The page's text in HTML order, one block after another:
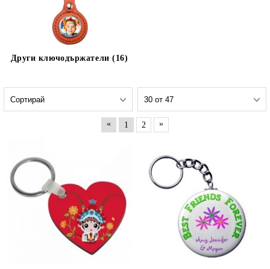
Други ключодържатели (16)
« 1 2 »